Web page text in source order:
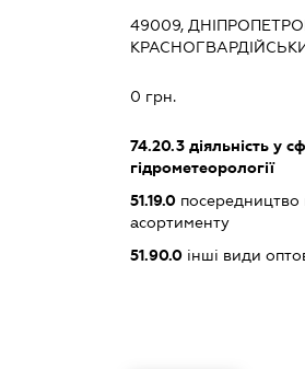
49009,
0 грн.
74.20.3 діяльність у
гідрометеорології
51.19.0 посередництво
асортименту
51.90.0 інші види